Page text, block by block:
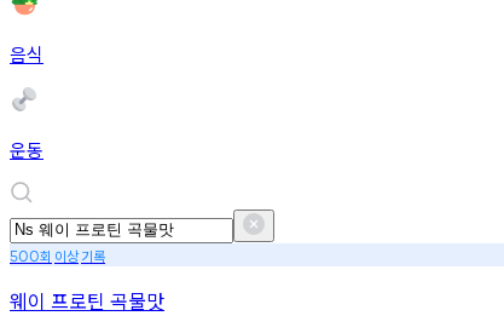
음식
운동
500회 이상기록
웨이 프로틴 곡물맛